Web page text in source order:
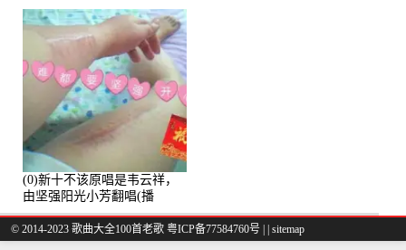
演唱点播:53774次
(0)新十不该原唱是韦云祥，
由坚强阳光小芳翻唱(播
放:49861)
© 2014-2023 歌曲大全100首老歌 粤ICP备77584760号 sitemap